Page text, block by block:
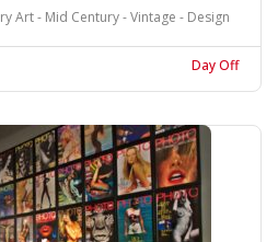
Art - Mid Century - Vintage - Design
Day Off